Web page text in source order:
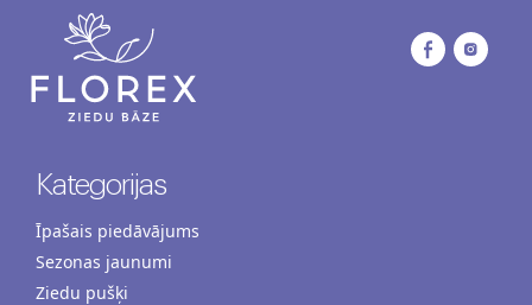
Kategorijas
Īpašais piedāvājums
Sezonas jaunumi
Ziedu pušķi